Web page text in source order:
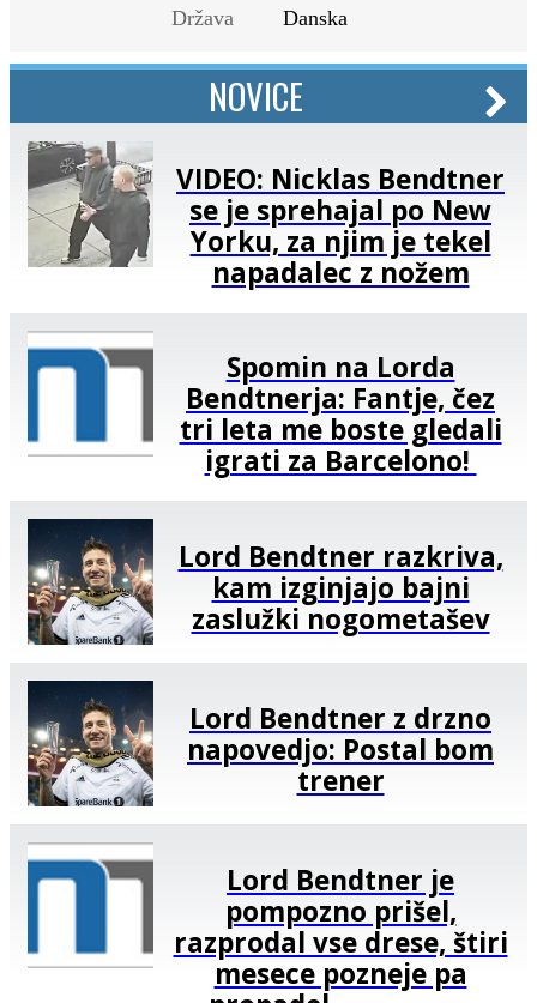
Država
Danska
NOVICE
VIDEO: Nicklas Bendtner
se je sprehajal po New
Yorku, za njim je tekel
napadalec z nožem
Spomin na Lorda
Bendtnerja: Fantje, čez
tri leta me boste gledali
igrati za Barcelono!
Lord Bendtner razkriva,
kam izginjajo bajni
zaslužki nogometašev
Lord Bendtner z drzno
napovedjo: Postal bom
trener
Lord Bendtner je
pompozno prišel,
razprodal vse drese, štiri
mesece pozneje pa